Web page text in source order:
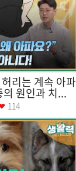
리는 계속 아파
원인과 치...
114